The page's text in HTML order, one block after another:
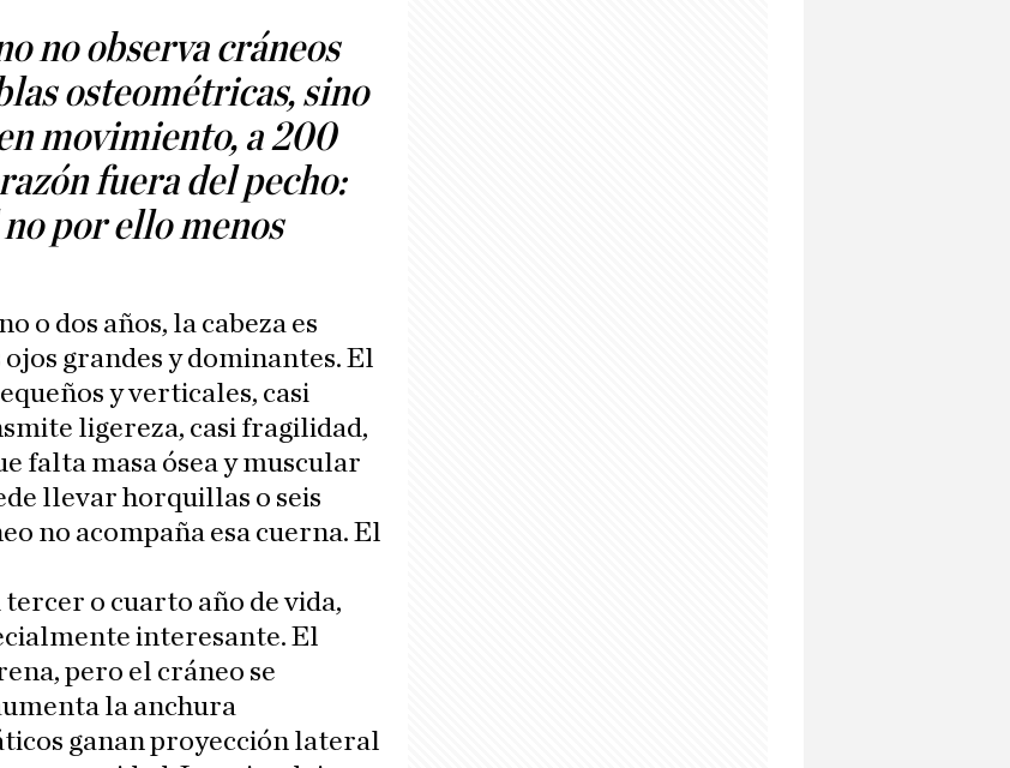
no observa cráneos
osteométricas, sino
movimiento, a 200
fuera del pecho:
por ello menos
o dos años, la cabeza es
grandes y dominantes. El
y verticales, casi
ligereza, casi fragilidad,
falta masa ósea y muscular
llevar horquillas o seis
no acompaña esa cuerna. El
o cuarto año de vida,
interesante. El
pero el cráneo se
la anchura
ganan proyección lateral